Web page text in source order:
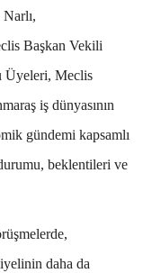
Başkan Vekili
Üyeleri, Meclis
iş dünyasının
gündemi kapsamlı
beklentileri ve
daha da